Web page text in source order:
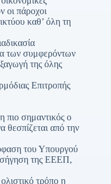
οι πάροχοι
καθ’ όλη τη
των συμφερόντων
της όλης
Επιτροπής
πιο σημαντικός ο
θεσπίζεται από την
του Υπουργού
της ΕΕΕΠ,
τρόπο η